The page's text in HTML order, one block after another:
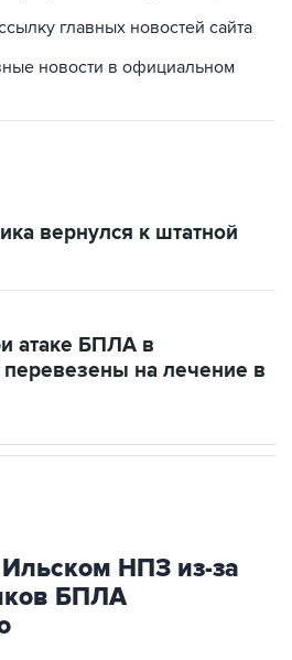
главных новостей сайта
новости в официальном
вернулся к штатной
атаке БПЛА в
на лечение в
НПЗ из-за
БПЛА